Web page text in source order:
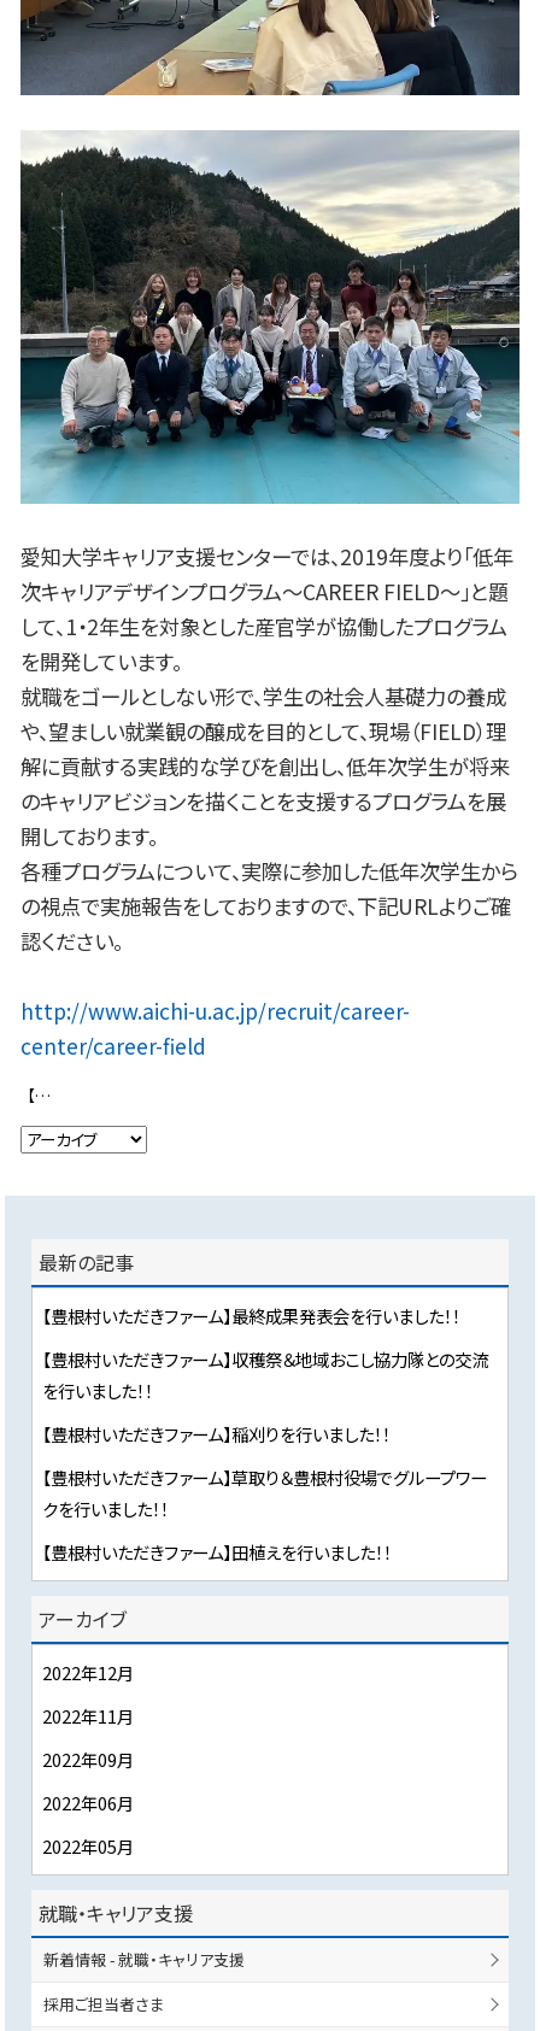
愛知大学キャリア支援センターでは、2019年度より「低年
次キャリアデザインプログラム～CAREER FIELD～」と題
して、1・2年生を対象とした産官学が協働したプログラム
を開発しています。
就職をゴールとしない形で、学生の社会人基礎力の養成
や、望ましい就業観の醸成を目的として、現場（FIELD）理
解に貢献する実践的な学びを創出し、低年次学生が将来
のキャリアビジョンを描くことを支援するプログラムを展
開しております。
各種プログラムについて、実際に参加した低年次学生から
の視点で実施報告をしておりますので、下記URLよりご確
認ください。
http://www.aichi-u.ac.jp/recruit/career-
center/career-field
【豊根村いただきファーム】収穫祭＆地域おこし協力隊との交流を行いました！！
最新の記事
【豊根村いただきファーム】最終成果発表会を行いました！！
【豊根村いただきファーム】収穫祭＆地域おこし協力隊との交流
を行いました！！
【豊根村いただきファーム】稲刈りを行いました！！
【豊根村いただきファーム】草取り＆豊根村役場でグループワー
クを行いました！！
【豊根村いただきファーム】田植えを行いました！！
アーカイブ
2022年12月
2022年11月
2022年09月
2022年06月
2022年05月
就職・キャリア支援
新着情報 - 就職・キャリア支援
採用ご担当者さま